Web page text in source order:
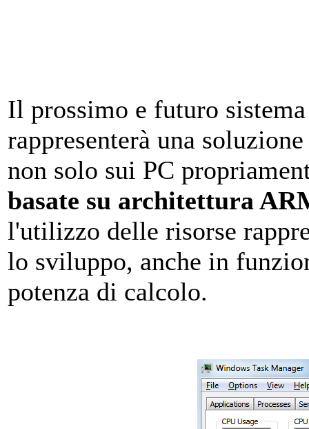
Il prossimo e futuro
rappresenterà una
non solo sui PC
basate su architettura
l'utilizzo delle risorse
lo sviluppo, anche in
potenza di calcolo.